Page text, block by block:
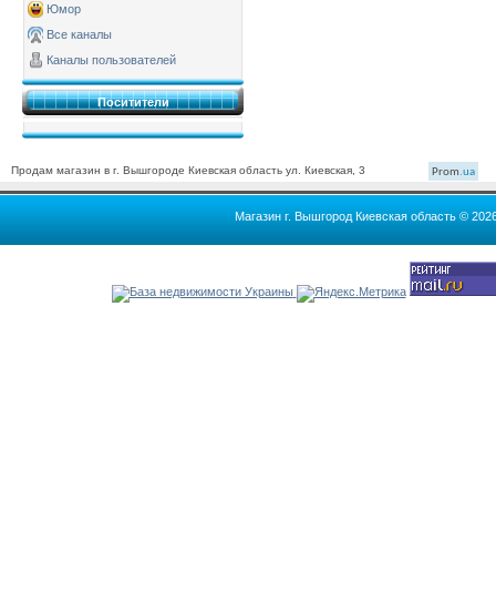
Юмор
Все каналы
Каналы пользователей
Поситители
Продам магазин в г. Вышгороде Киевская область ул. Киевская, 3 Prom.ua
Магазин г. Вышгород Киевская область ©